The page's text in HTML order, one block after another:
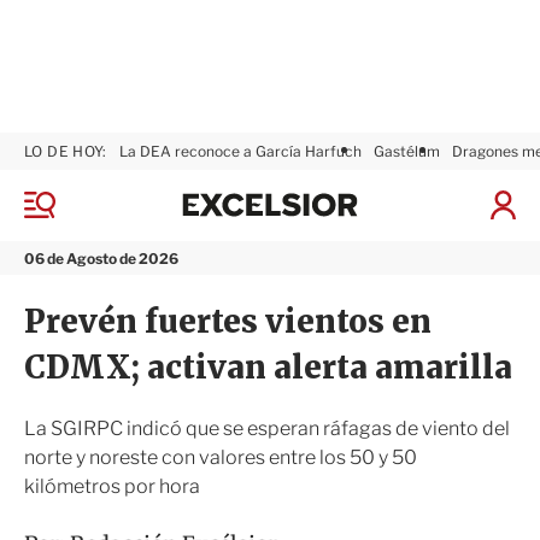
M
n
06 de Agosto de 2026
LO DE HOY: La DEA reconoce a García Harfuch Gastélum Dragones
I
S
s
x
i
r
Prevén fuertes vientos en
CDMX; activan alerta amarilla
La SGIRPC indicó que se esperan ráfagas de viento del
norte y noreste con valores entre los 50 y 50
kilómetros por hora